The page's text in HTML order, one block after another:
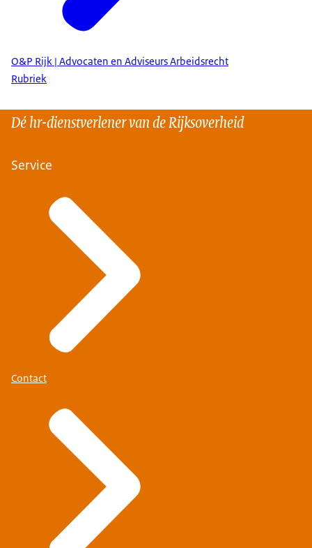
O&P Rijk | Advocaten en Adviseurs Arbeidsrecht
Rubriek
Dé hr-dienstverlener van de Rijksoverheid
Service
Contact